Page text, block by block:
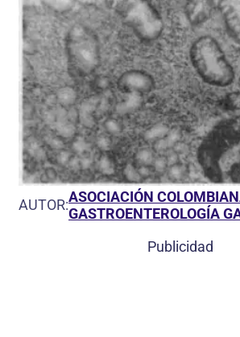
AUTOR:ASOCIACIÓN
GASTROENTEROLOGÍA
Publicidad